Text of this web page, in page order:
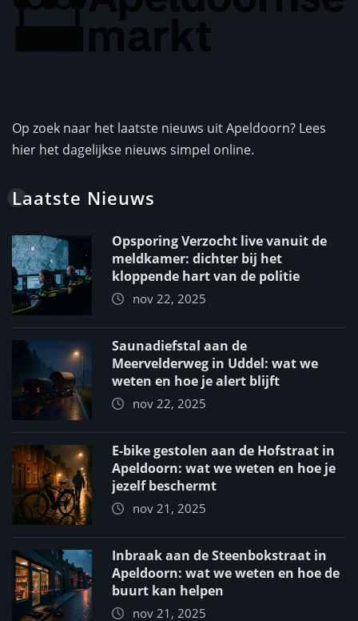
Op zoek naar het laatste nieuws uit Apeldoorn? Lees
hier het dagelijkse nieuws simpel online.
Laatste Nieuws
Opsporing Verzocht live vanuit de
meldkamer: dichter bij het
kloppende hart van de politie
nov 22, 2025
Saunadiefstal aan de
Meervelderweg in Uddel: wat we
weten en hoe je alert blijft
nov 22, 2025
E-bike gestolen aan de Hofstraat in
Apeldoorn: wat we weten en hoe je
jezelf beschermt
nov 21, 2025
Inbraak aan de Steenbokstraat in
Apeldoorn: wat we weten en hoe de
buurt kan helpen
nov 21, 2025